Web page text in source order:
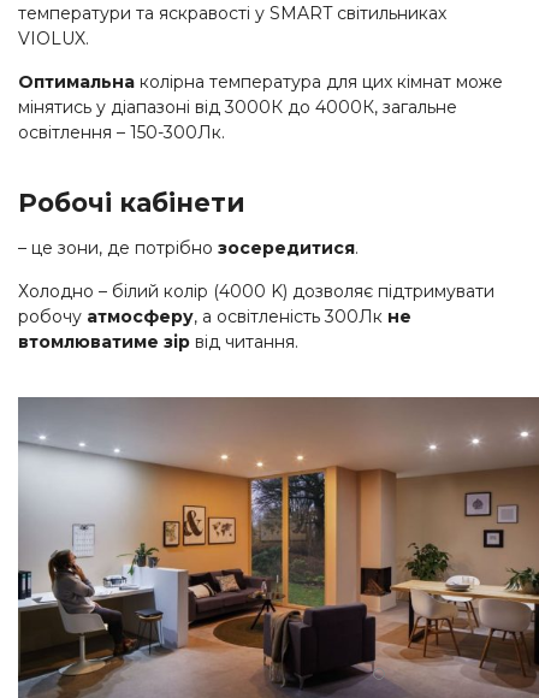
температури та яскравості у SMART світильниках
VIOLUX.
Оптимальна колірна температура для цих кімнат може
мінятись у діапазоні від 3000К до 4000К, загальне
освітлення – 150-300Лк.
Робочі кабінети
– це зони, де потрібно зосередитися.
Холодно – білий колір (4000 K) дозволяє підтримувати
робочу атмосферу, а освітленість 300Лк не
втомлюватиме зір від читання.